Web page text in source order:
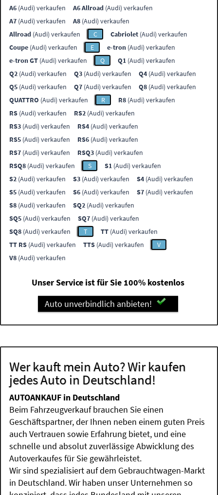
A6 (Audi) verkaufen A6 Allroad (Audi) verkaufen
A7 (Audi) verkaufen A8 (Audi) verkaufen
Allroad (Audi) verkaufen C Cabriolet (Audi) verkaufen
Coupe (Audi) verkaufen E e-tron (Audi) verkaufen
e-tron GT (Audi) verkaufen Q Q1 (Audi) verkaufen
Q2 (Audi) verkaufen Q3 (Audi) verkaufen Q4 (Audi) verkaufen
Q5 (Audi) verkaufen Q7 (Audi) verkaufen Q8 (Audi) verkaufen
QUATTRO (Audi) verkaufen R R8 (Audi) verkaufen
RS (Audi) verkaufen RS2 (Audi) verkaufen
RS3 (Audi) verkaufen RS4 (Audi) verkaufen
RS5 (Audi) verkaufen RS6 (Audi) verkaufen
RS7 (Audi) verkaufen RSQ3 (Audi) verkaufen
RSQ8 (Audi) verkaufen S S1 (Audi) verkaufen
S2 (Audi) verkaufen S3 (Audi) verkaufen S4 (Audi) verkaufen
S5 (Audi) verkaufen S6 (Audi) verkaufen S7 (Audi) verkaufen
S8 (Audi) verkaufen SQ2 (Audi) verkaufen
SQ5 (Audi) verkaufen SQ7 (Audi) verkaufen
SQ8 (Audi) verkaufen T TT (Audi) verkaufen
TT RS (Audi) verkaufen TTS (Audi) verkaufen
V
V8 (Audi) verkaufen
Unser Service ist für Sie 100% kostenlos
Auto unverbindlich anbieten!
Wer kauft mein Auto? Wir kaufen
jedes Auto in Deutschland!
AUTOANKAUF in Deutschland
Beim Fahrzeugverkauf brauchen Sie einen
Geschäftspartner, der Ihnen neben einem guten Preis
auch Vertrauen sowie Erfahrung bietet, und eine
schnelle und absolut zuverlässige Abwicklung des
Autoverkaufes für Sie gewährleistet.
Wir sind spezialisiert auf dem Gebrauchtwagen-Markt
in Deutschland. Wir haben unser Unternehmen so